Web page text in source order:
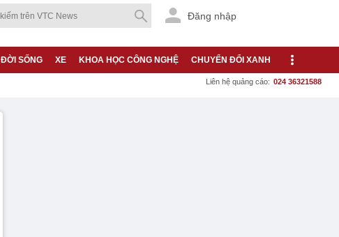
Đăng nhập
ĐỜI SỐNG XE KHOA HỌC CÔNG NGHỆ CHUYỂN ĐỔI XANH
Liên hệ quảng cáo: 024 36321588